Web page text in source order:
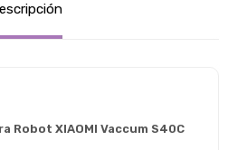
Robot XIAOMI Vaccum S40C